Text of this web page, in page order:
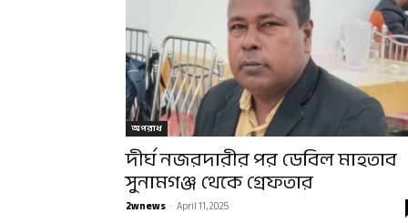
অপরাধ
দীর্ঘ নজরদারীর পর ডেবিল মাহতাব
সুনামগঞ্জ থেকে গ্রেফতার
2wnews -April 11, 2025